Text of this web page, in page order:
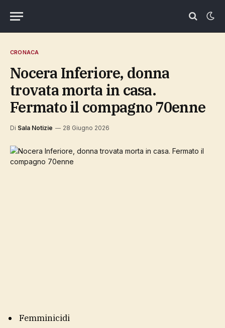
CRONACA
Nocera Inferiore, donna
trovata morta in casa.
Fermato il compagno 70enne
Di Sala Notizie 28 Giugno 2026
Femminicidi